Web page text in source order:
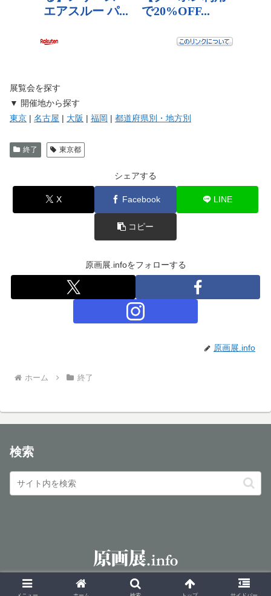
展覧会を探す
▼ 開催地から探す
東京 | 名古屋 | 大阪 | 福岡 | 都道府県別・地方別
終了 東京都
シェアする
X Facebook LINE
コピー
原画展.infoをフォローする
原画展.info
ホーム 終了
検索
© 2016 原画展.info.